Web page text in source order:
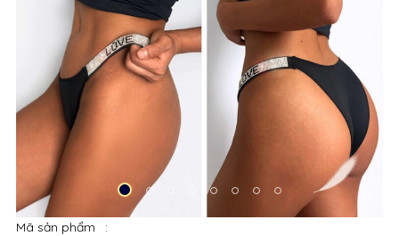
Mã sản phẩm
: